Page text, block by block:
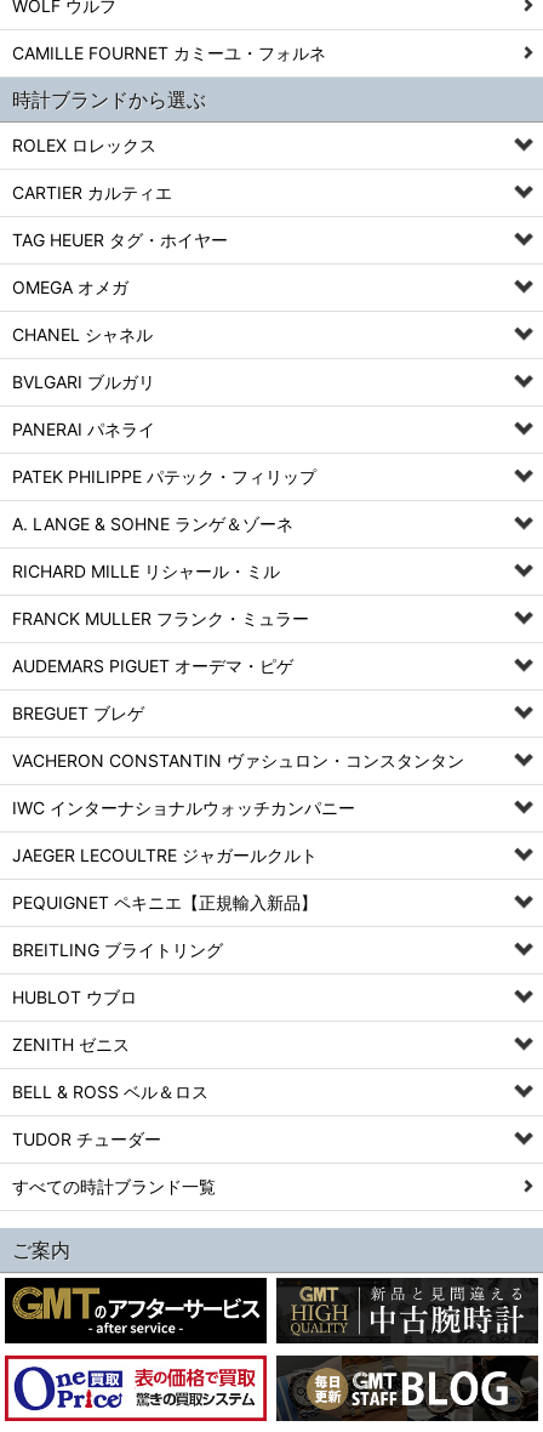
WOLF ウルフ
CAMILLE FOURNET カミーユ・フォルネ
時計ブランドから選ぶ
ROLEX ロレックス
CARTIER カルティエ
TAG HEUER タグ・ホイヤー
OMEGA オメガ
CHANEL シャネル
BVLGARI ブルガリ
PANERAI パネライ
PATEK PHILIPPE パテック・フィリップ
A. LANGE & SOHNE ランゲ＆ゾーネ
RICHARD MILLE リシャール・ミル
FRANCK MULLER フランク・ミュラー
AUDEMARS PIGUET オーデマ・ピゲ
BREGUET ブレゲ
VACHERON CONSTANTIN ヴァシュロン・コンスタンタン
IWC インターナショナルウォッチカンパニー
JAEGER LECOULTRE ジャガールクルト
PEQUIGNET ペキニエ【正規輸入新品】
BREITLING ブライトリング
HUBLOT ウブロ
ZENITH ゼニス
BELL & ROSS ベル＆ロス
TUDOR チューダー
すべての時計ブランド一覧
ご案内